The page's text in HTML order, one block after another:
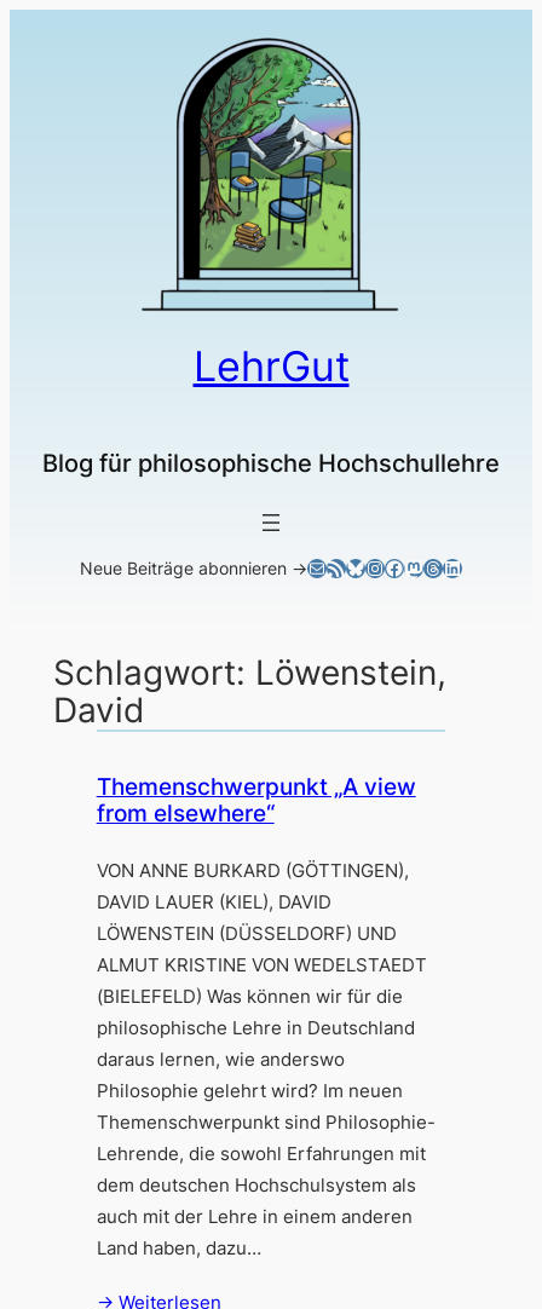
LehrGut
Blog für philosophische Hochschullehre
Neue Beiträge abonnieren →E-MailRSS-FeedBluesky
Instagram
Facebook
Mastodon
Threads
LinkedIn
Schlagwort: Löwenstein,
David
Themenschwerpunkt „A view
from elsewhere“
VON ANNE BURKARD (GÖTTINGEN),
DAVID LAUER (KIEL), DAVID
LÖWENSTEIN (DÜSSELDORF) UND
ALMUT KRISTINE VON WEDELSTAEDT
(BIELEFELD) Was können wir für die
philosophische Lehre in Deutschland
daraus lernen, wie anderswo
Philosophie gelehrt wird? Im neuen
Themenschwerpunkt sind Philosophie-
Lehrende, die sowohl Erfahrungen mit
dem deutschen Hochschulsystem als
auch mit der Lehre in einem anderen
Land haben, dazu…
→ Weiterlesen